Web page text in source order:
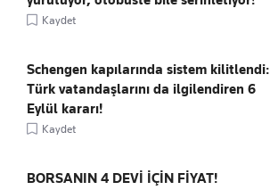
Kaydet
Schengen kapılarında sistem kilitlendi:
Türk vatandaşlarını da ilgilendiren 6
Eylül kararı!
Kaydet
BORSANIN 4 DEVİ İÇİN FİYAT!